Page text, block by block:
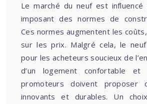
Le marché du neuf est influencé
imposant des normes de
Ces normes augmentent les
sur les prix. Malgré cela, le
pour les acheteurs soucieux de
d’un logement confortable et
promoteurs doivent proposer
innovants et durables. Un